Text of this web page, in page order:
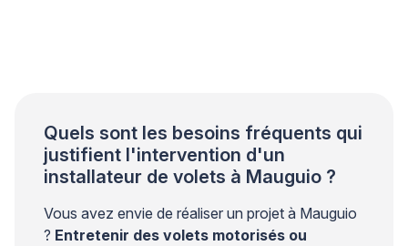
Quels sont les besoins fréquents qui
justifient l'intervention d'un
installateur de volets à Mauguio ?
Vous avez envie de réaliser un projet à Mauguio
? Entretenir des volets motorisés ou